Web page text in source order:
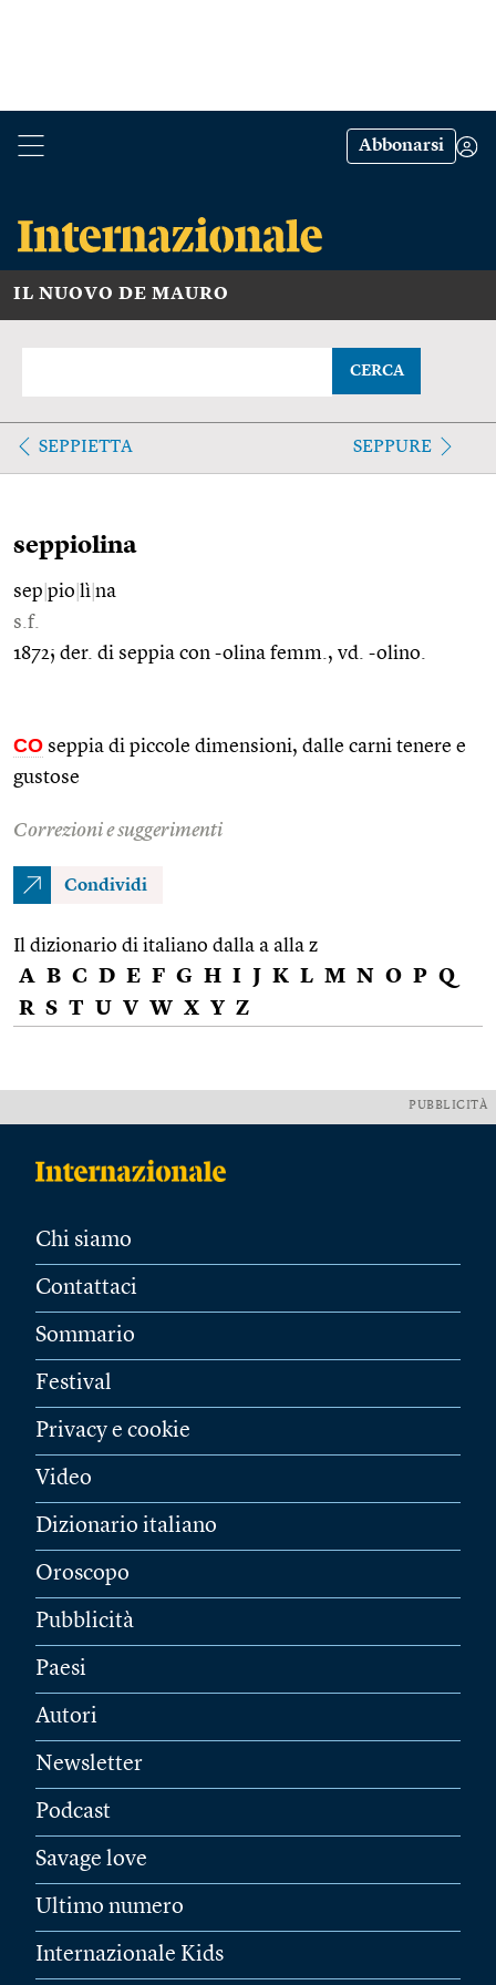
Abbonarsi
IL NUOVO DE MAURO
CERCA
SEPPIETTA SEPPURE
seppiolina
sep pio lì na
s.f.
1872; der. di seppia con -olina femm., vd. -olino.
CO seppia di piccole dimensioni, dalle carni tenere e
gustose
Correzioni e suggerimenti
Condividi
Il dizionario di italiano dalla a alla z
A B C D E F G H I J K L M N O P Q
R S T U V W X Y Z
PUBBLICITÀ
Chi siamo
Contattaci
Sommario
Festival
Privacy e cookie
Video
Dizionario italiano
Oroscopo
Pubblicità
Paesi
Autori
Newsletter
Podcast
Savage love
Ultimo numero
Internazionale Kids